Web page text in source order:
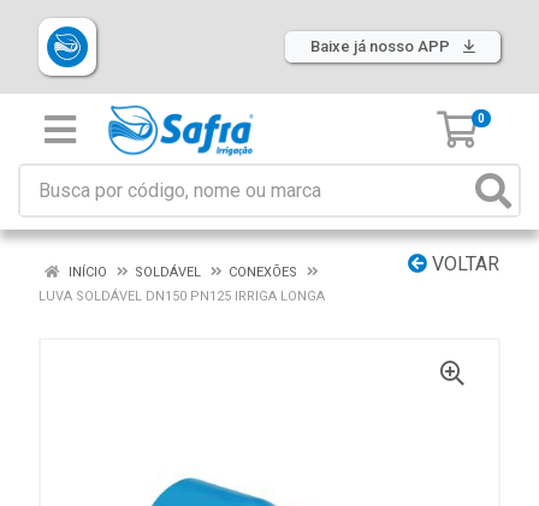
Baixe já nosso APP
0
VOLTAR
INÍCIO SOLDÁVEL
CONEXÕES
LUVA SOLDÁVEL DN150 PN125 IRRIGA LONGA